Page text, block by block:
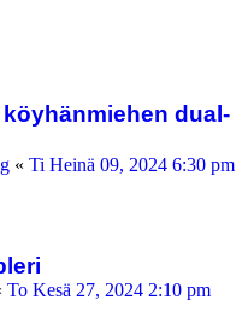
köyhänmiehen dual-
« Ti Heinä 09, 2024 6:30 pm
To Kesä 27, 2024 2:10 pm